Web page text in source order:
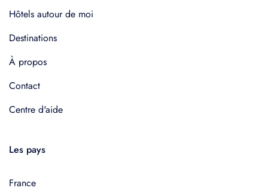
Hôtels autour de moi
Destinations
À propos
Contact
Centre d'aide
Les pays
France